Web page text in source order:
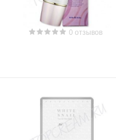
0 отзывов